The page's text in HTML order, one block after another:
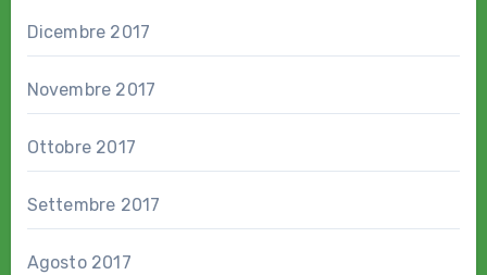
Dicembre 2017
Novembre 2017
Ottobre 2017
Settembre 2017
Agosto 2017